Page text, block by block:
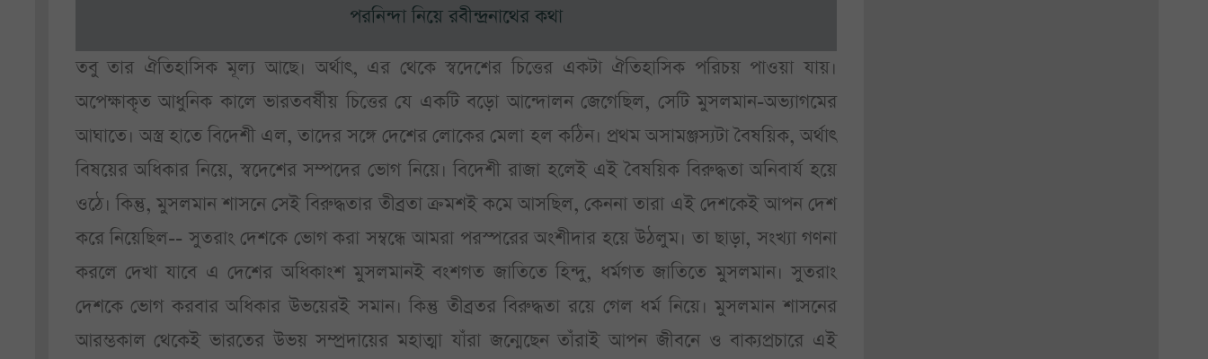
পরনিন্দা নিয়ে রবীন্দ্রনাথের কথা
তবু তার ঐতিহাসিক মূল্য আছে। অর্থাৎ, এর থেকে স্বদেশের চিত্তের একটা ঐতিহাসিক পরিচয় পাওয়া যায়।
অপেক্ষাকৃত আধুনিক কালে ভারতবর্ষীয় চিত্তের যে একটি বড়ো আন্দোলন জেগেছিল, সেটি মুসলমান-অভ্যাগমের
আঘাতে। অস্ত্র হাতে বিদেশী এল, তাদের সঙ্গে দেশের লোকের মেলা হল কঠিন। প্রথম অসামঞ্জস্যটা বৈষয়িক, অর্থাৎ
বিষয়ের অধিকার নিয়ে, স্বদেশের সম্পদের ভোগ নিয়ে। বিদেশী রাজা হলেই এই বৈষয়িক বিরুদ্ধতা অনিবার্য হয়ে
ওঠে। কিন্তু, মুসলমান শাসনে সেই বিরুদ্ধতার তীব্রতা ক্রমশই কমে আসছিল, কেননা তারা এই দেশকেই আপন দেশ
করে নিয়েছিল-- সুতরাং দেশকে ভোগ করা সম্বন্ধে আমরা পরস্পরের অংশীদার হয়ে উঠলুম। তা ছাড়া, সংখ্যা গণনা
করলে দেখা যাবে এ দেশের অধিকাংশ মুসলমানই বংশগত জাতিতে হিন্দু, ধর্মগত জাতিতে মুসলমান। সুতরাং
দেশকে ভোগ করবার অধিকার উভয়েরই সমান। কিন্তু তীব্রতর বিরুদ্ধতা রয়ে গেল ধর্ম নিয়ে। মুসলমান শাসনের
আরম্ভকাল থেকেই ভারতের উভয় সম্প্রদায়ের মহাত্মা যাঁরা জন্মেছেন তাঁরাই আপন জীবনে ও বাক্যপ্রচারে এই